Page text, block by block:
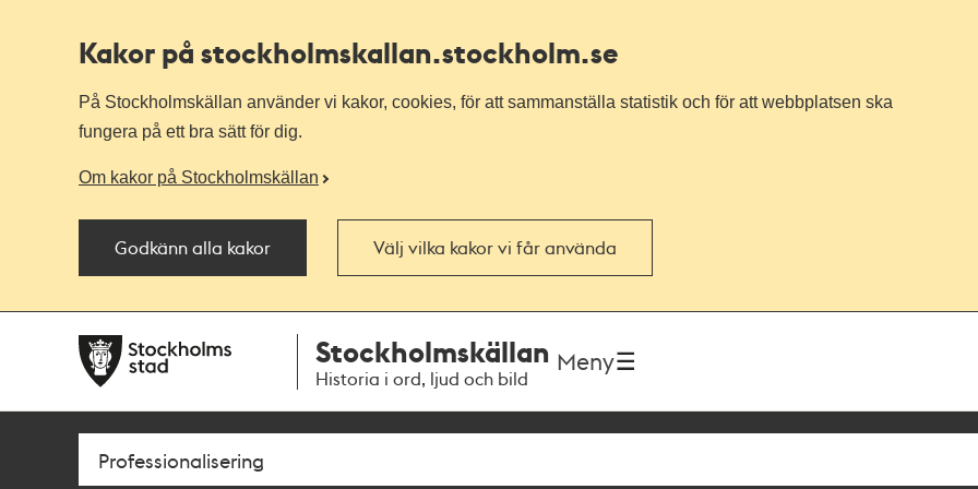
Kakor på stockholmskallan.stockholm.se
På Stockholmskällan använder vi kakor, cookies, för att sammanställa statistik och för att webbplatsen ska
fungera på ett bra sätt för dig.
Om kakor på Stockholmskällan
Godkänn alla kakor Välj vilka kakor vi får använda
navigationen
huvudinnehållet
Stockholmskällan
Historia i ord, ljud och bild
Meny
Sök